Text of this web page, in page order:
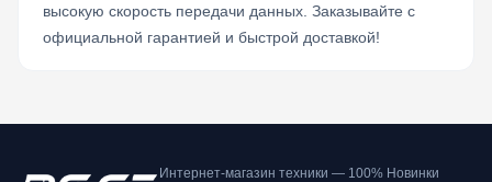
высокую скорость передачи данных. Заказывайте с
официальной гарантией и быстрой доставкой!
Интернет-магазин техники — 100% Новинки